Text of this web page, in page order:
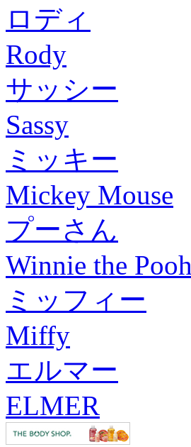
ロディ
Rody
サッシー
Sassy
ミッキー
Mickey Mouse
プーさん
Winnie the Pooh
ミッフィー
Miffy
エルマー
ELMER